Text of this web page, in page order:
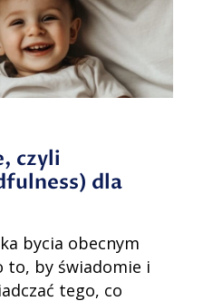
czyli
dla
bycia obecnym
to, by świadomie i
tego, co